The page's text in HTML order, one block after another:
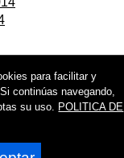
Bullas Noticias
para facilitar y
continúas navegando,
su uso. POLITICA DE